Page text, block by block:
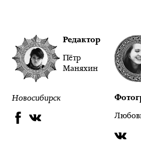
Редактор
Пётр
Маняхин
Новосибирск